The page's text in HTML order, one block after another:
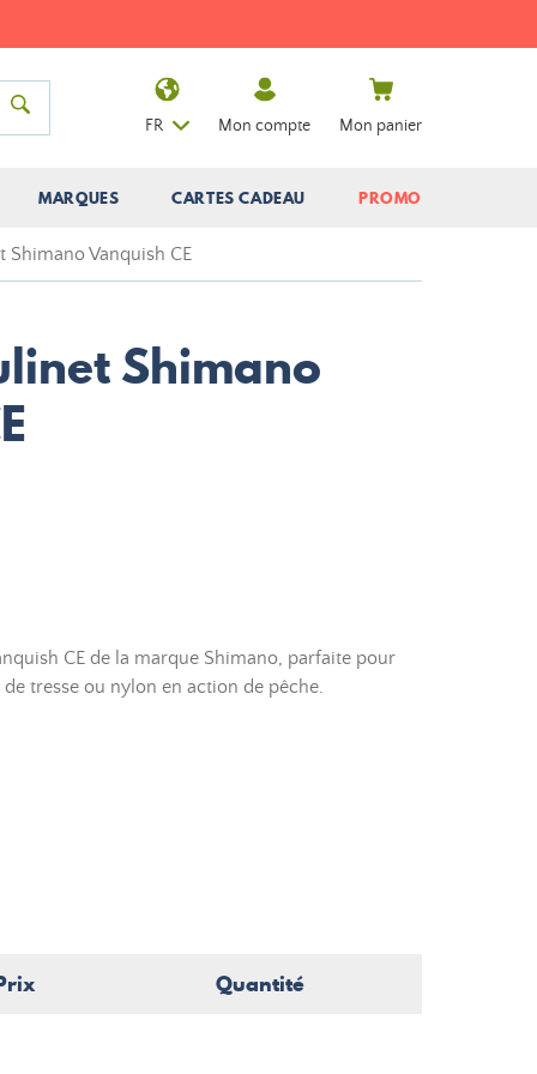
MARQUES CARTES CADEAU PROMO
FR Mon compte Mon panier
Shimano Vanquish CE
Shimano
CE de la marque Shimano, parfaite pour
tresse ou nylon en action de pêche.
Quantité